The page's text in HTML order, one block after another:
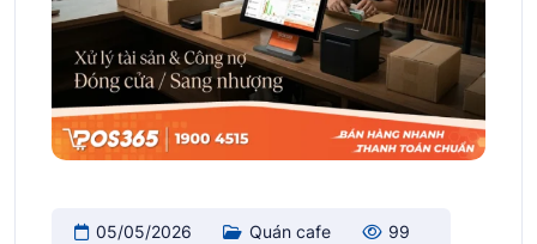
05/05/2026 Quán cafe 99